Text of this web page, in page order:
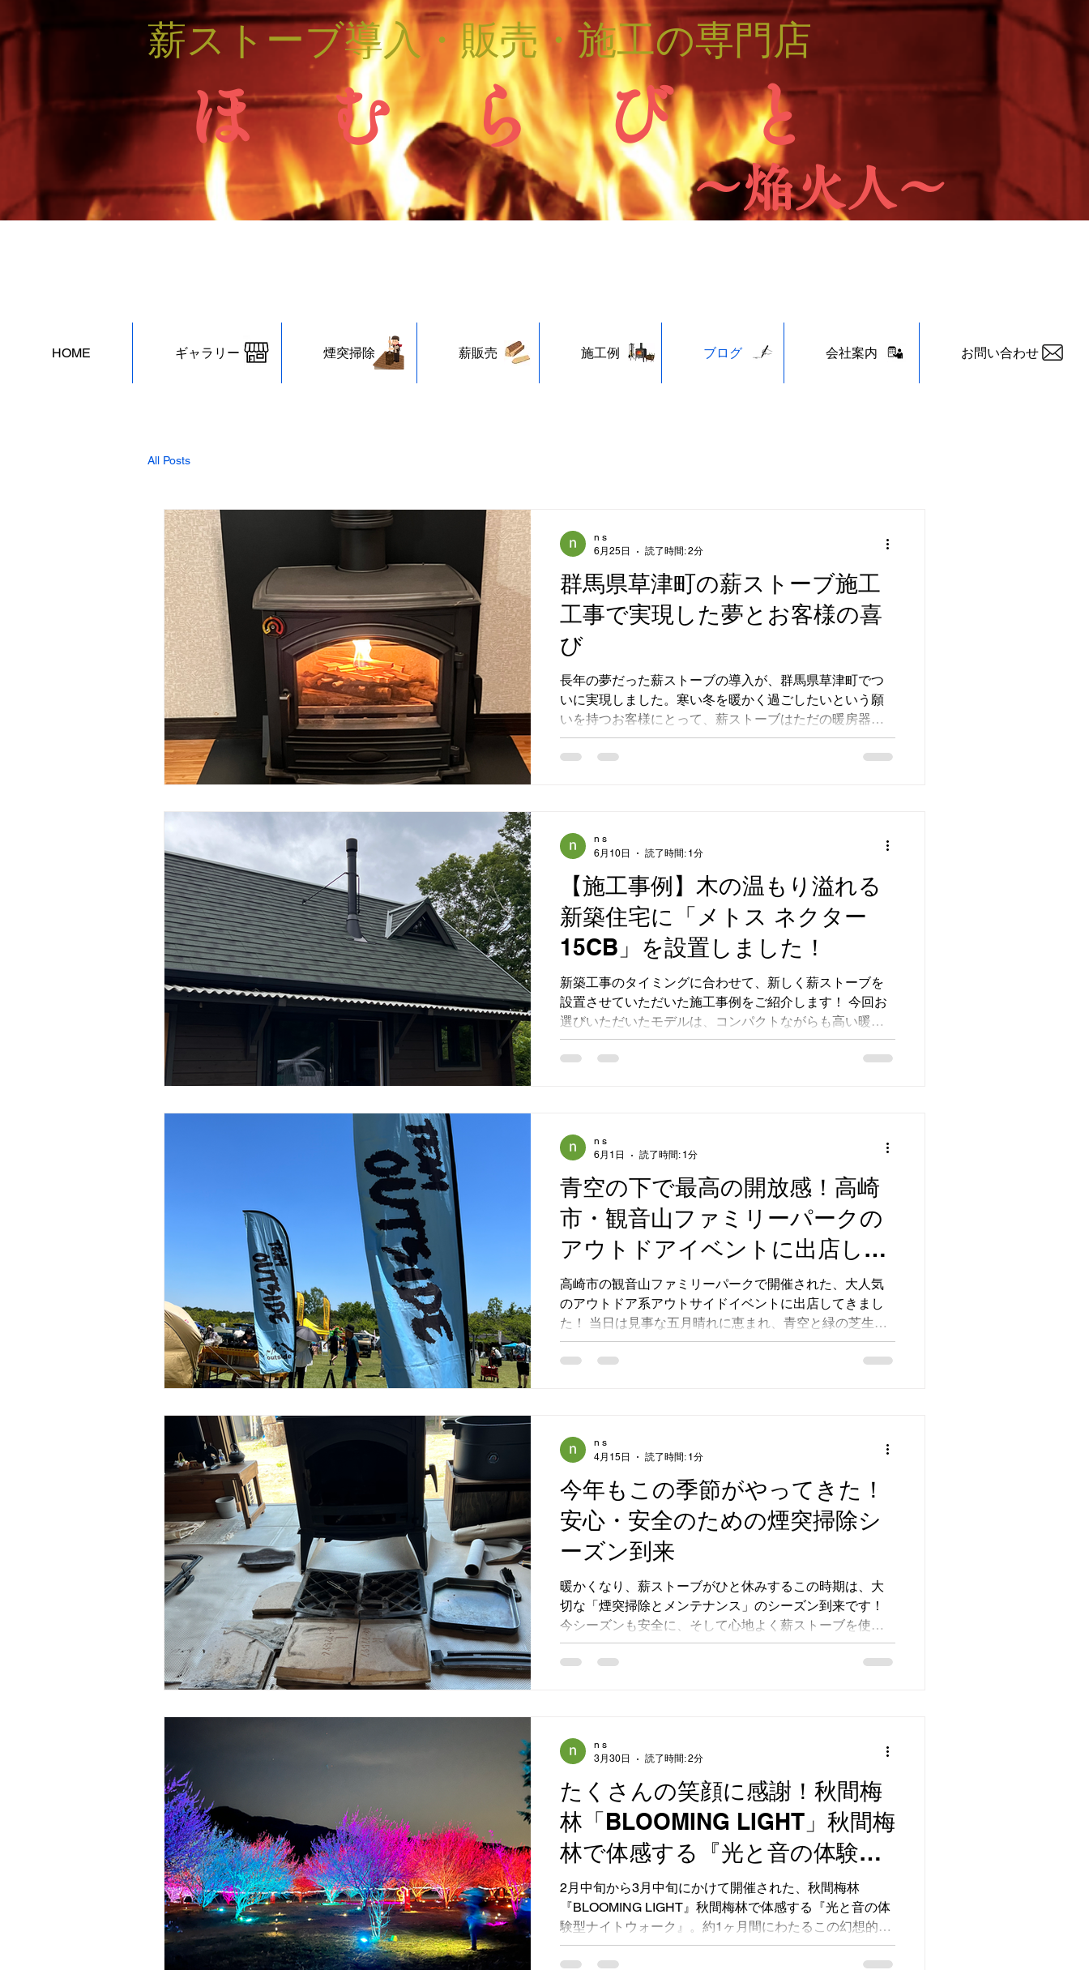
薪ストーブ導入・販売・施工の専門店
ほ む ら び と
～焔火人～
HOME ギャラリー 煙突掃除 薪販売 施工例 ブログ 会社案内 お問い合わせ
All Posts
群馬県草津町の薪ストーブ施工
工事で実現した夢とお客様の喜
び
長年の夢だった薪ストーブの導入が、群馬県草津町でつ
いに実現しました。寒い冬を暖かく過ごしたいという願
いを持つお客様にとって、薪ストーブはただの暖房器具
以上の存在です。今回は、その施工工事の様子とお客様
の喜びの声を中心にご紹介します。 薪ストーブ導入の背
ブは火の揺らぎや薪が燃える香りが心地よく、家族が集
まる空間を豊かにします。 お客様は「薪ストーブがある
生活は憧れだった」と話し、施工前から期待に胸を膨ら
ませていました。薪の準備や火の管理は手間がかかるも
のの、その分だけ得られる満足感は大きいものです。 施
工工事のポイントと工夫 薪ストーブの設置には安全面と
機能面の両方を考慮した施工が求められます。今回の工
事では以下の点に特に注意しました。 煙突の設置場所と
高さの調整 煙突は煙の排出効率を高めるために最適な位
置に設置。草津町の気候に合わせて耐寒性も考慮しまし
た。 薪ストーブ本体の選定 ...
n s
6月25日
読了時間: 2分
【施工事例】木の温もり溢れる
新築住宅に「メトス ネクター
15CB」を設置しました！
新築工事のタイミングに合わせて、新しく薪ストーブを
設置させていただいた施工事例をご紹介します！ 今回お
選びいただいたモデルは、コンパクトながらも高い暖房
能力を持つ「メトス ネクター15CB」。四角くスタイリッ
シュで力強いデザインが、こだわりが詰まった美しい木
敵です。吹き抜けの天井に向かってまっすぐ美しく伸び
る煙突は、家全体を効率よく暖めるだけでなく、インテ
リアとしても圧倒的な存在感を放っています。 新しいお
住まいで、薪ストーブの柔らかな暖かさと揺らぐ炎を囲
みながら、ご家族で最高の冬のひとときを過ごしていた
n s
6月10日
読了時間: 1分
青空の下で最高の開放感！高崎
市・観音山ファミリーパークの
アウトドアイベントに出店しま
した！
高崎市の観音山ファミリーパークで開催された、大人気
のアウトドア系アウトサイドイベントに出店してきまし
た！ 当日は見事な五月晴れに恵まれ、青空と緑の芝生が
広がる絶好のロケーション。会場には「TEAM
OUTSIDE」の爽やかなフラッグがなびき、多くのアウト
り、たくさんのお客様に実物のストーブや斧などのギア
に触れていただく、とても素敵な機会となりました。青
空の下、お隣のブースから漂う美味しそうなフランクフ
ルトの香りに包まれながら、私も最高の開放感を満喫し
た一日でした。 ご来場いただき、当店のブースにお立ち
寄りくださった皆様、本当にありがとうございました！
n s
6月1日
読了時間: 1分
今年もこの季節がやってきた！
安心・安全のための煙突掃除シ
ーズン到来
暖かくなり、薪ストーブがひと休みするこの時期は、大
切な「煙突掃除とメンテナンス」のシーズン到来です！
今シーズンも安全に、そして心地よく薪ストーブを使っ
ていただくために、ただいま各ご家庭のメンテナンスに
飛び回っています。作業では、ストーブ本体をしっかり
突掃除は、ストーブの性能を100%発揮させるだけでな
く、煙突火災を防ぐためにも欠かせない大切なステップ
です。来シーズンも美しい炎を安心して楽しんでいただ
けるよう、細部まで心を込めてしっかり仕上げていきま
す！
n s
4月15日
読了時間: 1分
たくさんの笑顔に感謝！秋間梅
林「BLOOMING LIGHT」秋間梅
林で体感する『光と音の体験型
ナイトウォーク』に出店しまし
た！
2月中旬から3月中旬にかけて開催された、秋間梅林
『BLOOMING LIGHT』秋間梅林で体感する『光と音の体
験型ナイトウォーク』。約1ヶ月間にわたるこの幻想的な
大イベントに、当店も薪ストーブとともに参加させてい
ただきました。期間中は、本当にたくさんの素晴らしい
n s
3月30日
読了時間: 2分